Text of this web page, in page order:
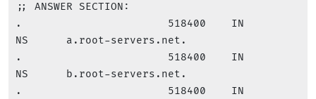
;; ANSWER SECTION:
.                       518400    IN
NS      a.root-servers.net.
.                       518400    IN
NS      b.root-servers.net.
.                       518400    IN